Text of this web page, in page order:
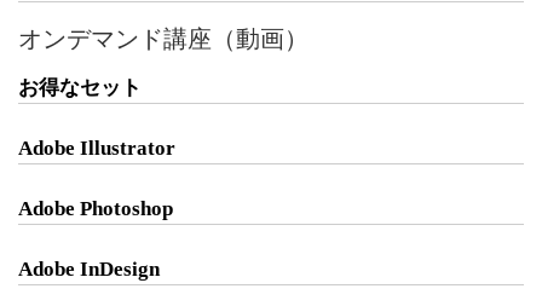
オンデマンド講座（動画）
お得なセット
Adobe Illustrator
Adobe Photoshop
Adobe InDesign